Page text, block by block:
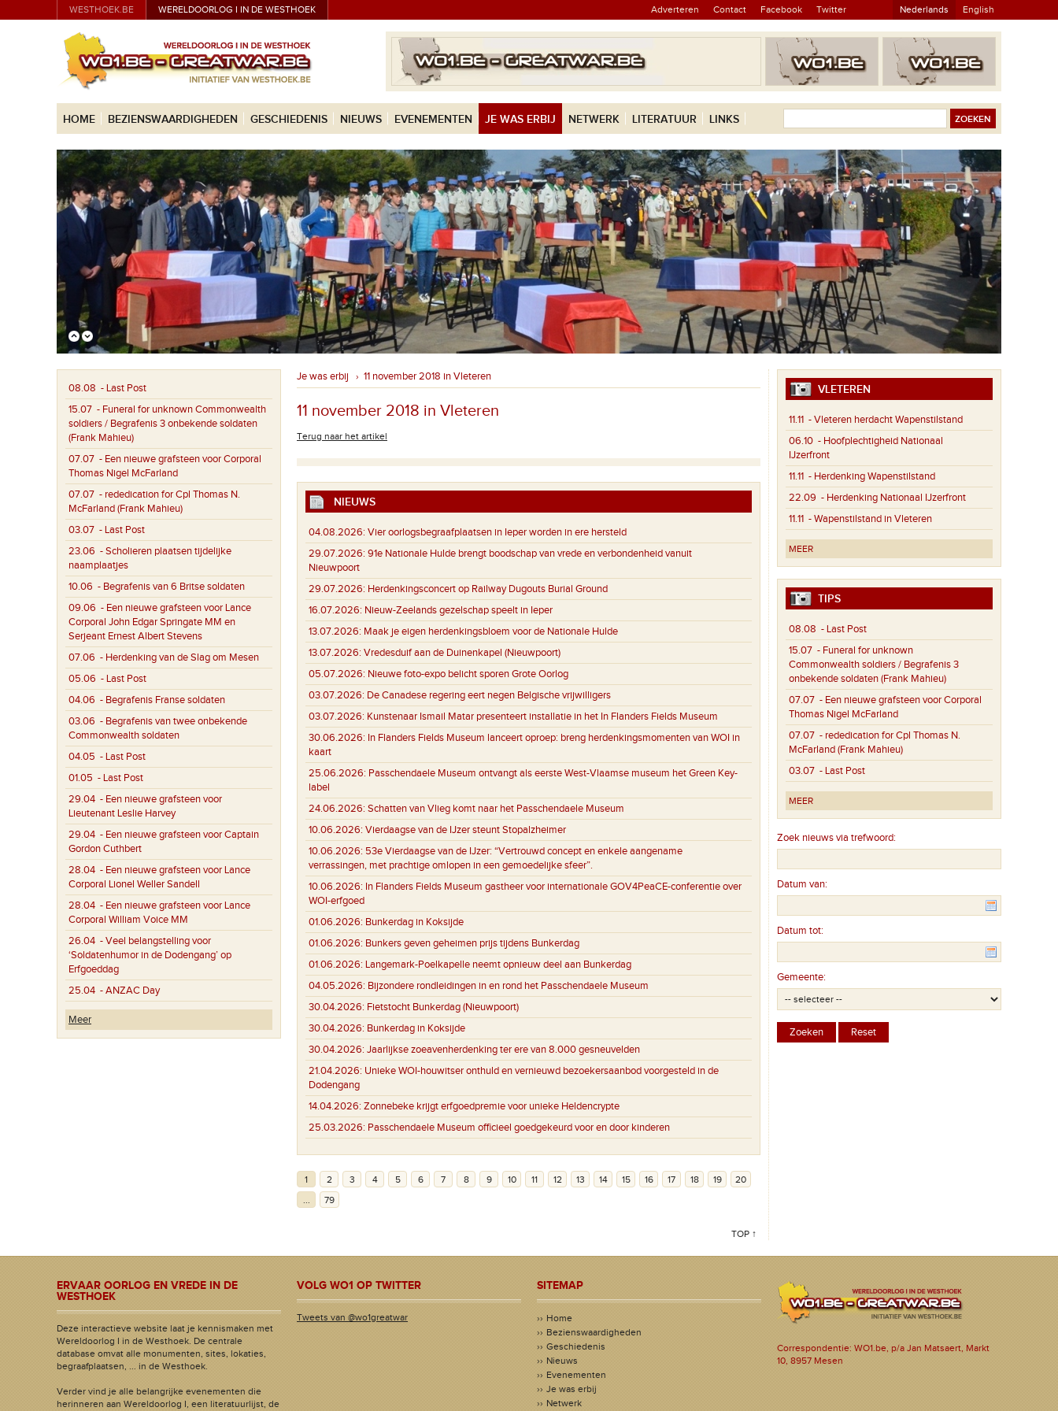
WESTHOEK.BE WERELDOORLOG I IN DE WESTHOEK Adverteren Contact Facebook Twitter Nederlands English
HOME BEZIENSWAARDIGHEDEN GESCHIEDENIS NIEUWS EVENEMENTEN JE WAS ERBIJ NETWERK LITERATUUR LINKS
08.08 - Last Post
15.07 - Funeral for unknown Commonwealth
soldiers / Begrafenis 3 onbekende soldaten
(Frank Mahieu)
07.07 - Een nieuwe grafsteen voor Corporal
Thomas Nigel McFarland
07.07 - rededication for Cpl Thomas N.
McFarland (Frank Mahieu)
03.07 - Last Post
23.06 - Scholieren plaatsen tijdelijke
naamplaatjes
10.06 - Begrafenis van 6 Britse soldaten
09.06 - Een nieuwe grafsteen voor Lance
Corporal John Edgar Springate MM en
Serjeant Ernest Albert Stevens
07.06 - Herdenking van de Slag om Mesen
05.06 - Last Post
04.06 - Begrafenis Franse soldaten
03.06 - Begrafenis van twee onbekende
Commonwealth soldaten
04.05 - Last Post
01.05 - Last Post
29.04 - Een nieuwe grafsteen voor
Lieutenant Leslie Harvey
29.04 - Een nieuwe grafsteen voor Captain
Gordon Cuthbert
28.04 - Een nieuwe grafsteen voor Lance
Corporal Lionel Weller Sandell
28.04 - Een nieuwe grafsteen voor Lance
Corporal William Voice MM
26.04 - Veel belangstelling voor
‘Soldatenhumor in de Dodengang’ op
Erfgoeddag
25.04 - ANZAC Day
Meer
Je was erbij › 11 november 2018 in Vleteren
11 november 2018 in Vleteren
Terug naar het artikel
NIEUWS
04.08.2026: Vier oorlogsbegraafplaatsen in Ieper worden in ere hersteld
29.07.2026: 91e Nationale Hulde brengt boodschap van vrede en verbondenheid vanuit
Nieuwpoort
29.07.2026: Herdenkingsconcert op Railway Dugouts Burial Ground
16.07.2026: Nieuw-Zeelands gezelschap speelt in Ieper
13.07.2026: Maak je eigen herdenkingsbloem voor de Nationale Hulde
13.07.2026: Vredesduif aan de Duinenkapel (Nieuwpoort)
05.07.2026: Nieuwe foto-expo belicht sporen Grote Oorlog
03.07.2026: De Canadese regering eert negen Belgische vrijwilligers
03.07.2026: Kunstenaar Ismail Matar presenteert installatie in het In Flanders Fields Museum
30.06.2026: In Flanders Fields Museum lanceert oproep: breng herdenkingsmomenten van WOI in
kaart
25.06.2026: Passchendaele Museum ontvangt als eerste West-Vlaamse museum het Green Key-
label
24.06.2026: Schatten van Vlieg komt naar het Passchendaele Museum
10.06.2026: Vierdaagse van de IJzer steunt Stopalzheimer
10.06.2026: 53e Vierdaagse van de IJzer: “Vertrouwd concept en enkele aangename
verrassingen, met prachtige omlopen in een gemoedelijke sfeer”.
10.06.2026: In Flanders Fields Museum gastheer voor internationale GOV4PeaCE-conferentie over
WOI-erfgoed
01.06.2026: Bunkerdag in Koksijde
01.06.2026: Bunkers geven geheimen prijs tijdens Bunkerdag
01.06.2026: Langemark-Poelkapelle neemt opnieuw deel aan Bunkerdag
04.05.2026: Bijzondere rondleidingen in en rond het Passchendaele Museum
30.04.2026: Fietstocht Bunkerdag (Nieuwpoort)
30.04.2026: Bunkerdag in Koksijde
30.04.2026: Jaarlijkse zoeavenherdenking ter ere van 8.000 gesneuvelden
21.04.2026: Unieke WOI-houwitser onthuld en vernieuwd bezoekersaanbod voorgesteld in de
Dodengang
14.04.2026: Zonnebeke krijgt erfgoedpremie voor unieke Heldencrypte
25.03.2026: Passchendaele Museum officieel goedgekeurd voor en door kinderen
1 2 3 4 5 6 7 8 9 10 11 12 13 14 15 16 17 18 19
20
79
TOP ↑
VLETEREN
11.11 - Vleteren herdacht Wapenstilstand
06.10 - Hoofplechtigheid Nationaal
IJzerfront
11.11 - Herdenking Wapenstilstand
22.09 - Herdenking Nationaal IJzerfront
11.11 - Wapenstilstand in Vleteren
MEER
TIPS
08.08 - Last Post
15.07 - Funeral for unknown
Commonwealth soldiers / Begrafenis 3
onbekende soldaten (Frank Mahieu)
07.07 - Een nieuwe grafsteen voor Corporal
Thomas Nigel McFarland
07.07 - rededication for Cpl Thomas N.
McFarland (Frank Mahieu)
03.07 - Last Post
MEER
Zoek nieuws via trefwoord:
Datum van:
Datum tot:
Gemeente:
ERVAAR OORLOG EN VREDE IN DE
WESTHOEK
Deze interactieve website laat je kennismaken met
Wereldoorlog I in de Westhoek. De centrale
database omvat alle monumenten, sites, lokaties,
begraafplaatsen, ... in de Westhoek.
Verder vind je alle belangrijke evenementen die
herinneren aan Wereldoorlog I, een literatuurlijst, de
VOLG WO1 OP TWITTER
Tweets van @wo1greatwar
SITEMAP
Home
Bezienswaardigheden
Geschiedenis
Nieuws
Evenementen
Je was erbij
Netwerk
Correspondentie: WO1.be, p/a Jan Matsaert, Markt
10, 8957 Mesen